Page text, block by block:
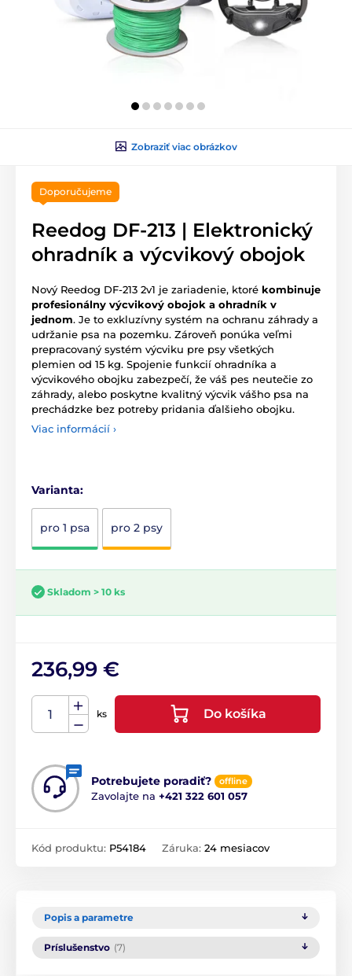
Zobraziť viac obrázkov
Doporučujeme
Reedog DF-213 | Elektronický
ohradník a výcvikový obojok
Nový Reedog DF-213 2v1 je zariadenie, ktoré kombinuje
profesionálny výcvikový obojok a ohradník v
jednom. Je to exkluzívny systém na ochranu záhrady a
udržanie psa na pozemku. Zároveň ponúka veľmi
prepracovaný systém výcviku pre psy všetkých
plemien od 15 kg. Spojenie funkcií ohradníka a
výcvikového obojku zabezpečí, že váš pes neutečie zo
záhrady, alebo poskytne kvalitný výcvik vášho psa na
prechádzke bez potreby pridania ďalšieho obojku.
Viac informácií ›
Varianta:
pro 1 psa pro 2 psy
Skladom > 10 ks
236,99 €
ks Do košíka
Potrebujete poradiť? offline
Zavolajte na +421 322 601 057
Kód produktu: P54184 Záruka: 24 mesiacov
Popis a parametre
Príslušenstvo (7)